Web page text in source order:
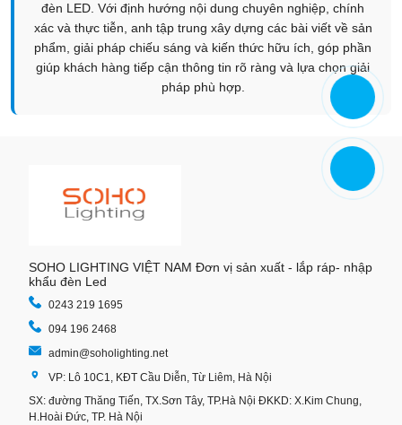
đèn LED. Với định hướng nội dung chuyên nghiệp, chính
xác và thực tiễn, anh tập trung xây dựng các bài viết về sản
phẩm, giải pháp chiếu sáng và kiến thức hữu ích, góp phần
giúp khách hàng tiếp cận thông tin rõ ràng và lựa chọn giải
pháp phù hợp.
SOHO LIGHTING VIỆT NAM Đơn vị sản xuất - lắp ráp- nhập
khẩu đèn Led
0243 219 1695
094 196 2468
admin@soholighting.net
VP: Lô 10C1, KĐT Cầu Diễn, Từ Liêm, Hà Nội
SX: đường Thăng Tiến, TX.Sơn Tây, TP.Hà Nội ĐKKD: X.Kim Chung,
H.Hoài Đức, TP. Hà Nội